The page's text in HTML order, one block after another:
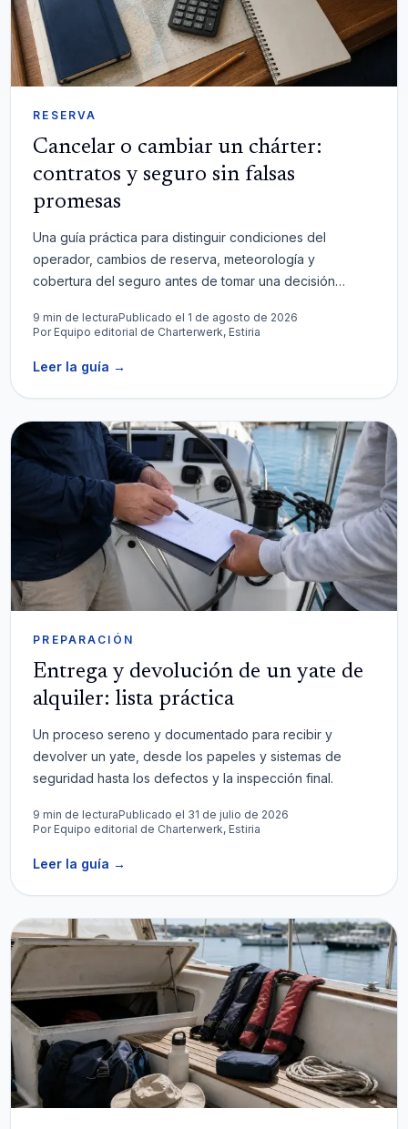
RESERVA
Cancelar o cambiar un chárter:
contratos y seguro sin falsas
promesas
Una guía práctica para distinguir condiciones del
operador, cambios de reserva, meteorología y
cobertura del seguro antes de tomar una decisión
9 min de lecturaPublicado el 1 de agosto de 2026
Por Equipo editorial de Charterwerk, Estiria
Leer la guía →
PREPARACIÓN
Entrega y devolución de un yate de
alquiler: lista práctica
Un proceso sereno y documentado para recibir y
devolver un yate, desde los papeles y sistemas de
seguridad hasta los defectos y la inspección final.
9 min de lecturaPublicado el 31 de julio de 2026
Por Equipo editorial de Charterwerk, Estiria
Leer la guía →